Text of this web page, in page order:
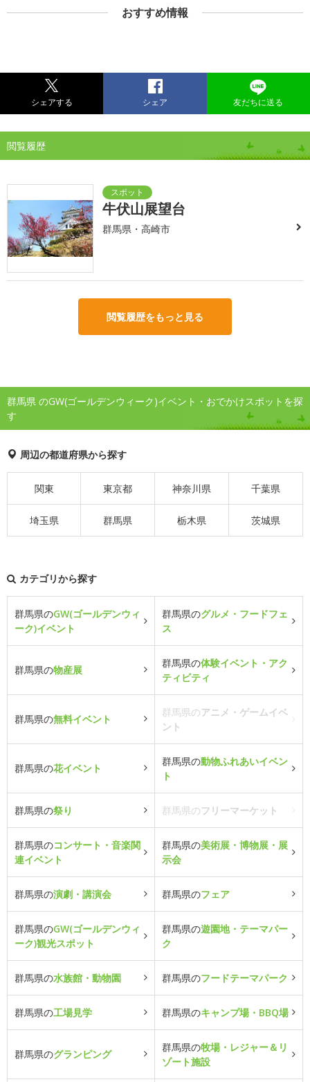
おすすめ情報
シェアする シェア 友だちに送る
閲覧履歴
牛伏山展望台
群馬県・高崎市
閲覧履歴をもっと見る
群馬県 のGW(ゴールデンウィーク)イベント・おでかけスポットを探
す
周辺の都道府県から探す
関東 東京都 神奈川県 千葉県
埼玉県 群馬県 栃木県 茨城県
カテゴリから探す
群馬県のGW(ゴールデンウィ
ーク)イベント
群馬県のグルメ・フードフェ
ス
群馬県の物産展
群馬県の体験イベント・アク
ティビティ
群馬県の無料イベント
群馬県のアニメ・ゲームイベ
ント
群馬県の花イベント
群馬県の動物ふれあいイベン
ト
群馬県の祭り 群馬県のフリーマーケット
群馬県のコンサート・音楽関
連イベント
群馬県の美術展・博物展・展
示会
群馬県の演劇・講演会 群馬県のフェア
群馬県のGW(ゴールデンウィ
ーク)観光スポット
群馬県の遊園地・テーマパー
ク
群馬県の水族館・動物園 群馬県のフードテーマパーク
群馬県の工場見学 群馬県のキャンプ場・BBQ場
群馬県のグランピング
群馬県の牧場・レジャー＆リ
ゾート施設